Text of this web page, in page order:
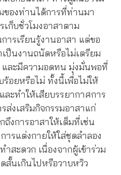
ของท่านได้การที่ท่านมา
เก็บชั่วโมงอาสาตาม
ารเรียนรู้งานอาสา แต่ขอ
ป็นงานถนัดหรือไม่เตรียม
และมีความอดทน มุ่งมั่นพอที่
ร้อยหรือไม่ ทั้งนี้เพื่อไม่ให้
ละทำให้เสียบรรยากาศการ
งเสริมกิจกรรมอาสาแก่
งการอาสาให้เต็มที่เช่น
ารแต่งกายให้ใส่ชุดลำลอง
สะดวก เนื่องจากผู้เข้าร่วม
สั้นเกินไปหรือวาบหวิว